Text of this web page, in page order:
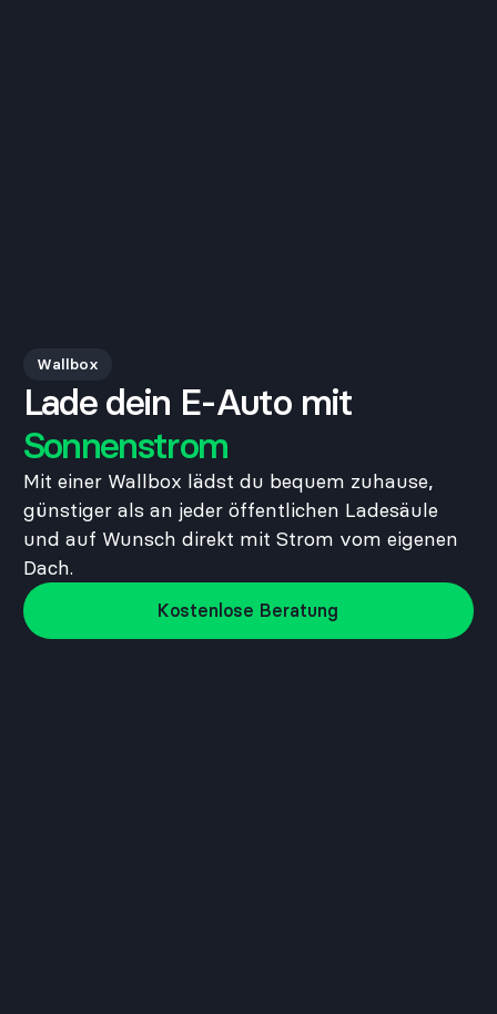
Wallbox
Lade dein E-Auto mit
Sonnenstrom
Mit einer Wallbox lädst du bequem zuhause,
günstiger als an jeder öffentlichen Ladesäule
und auf Wunsch direkt mit Strom vom eigenen
Dach.
Kostenlose Beratung
Kostenlose Beratung